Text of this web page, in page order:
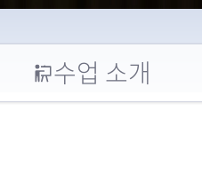
수업 소개